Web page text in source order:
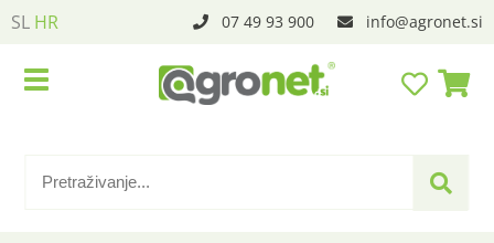
SL HR 07 49 93 900 info agronet.si